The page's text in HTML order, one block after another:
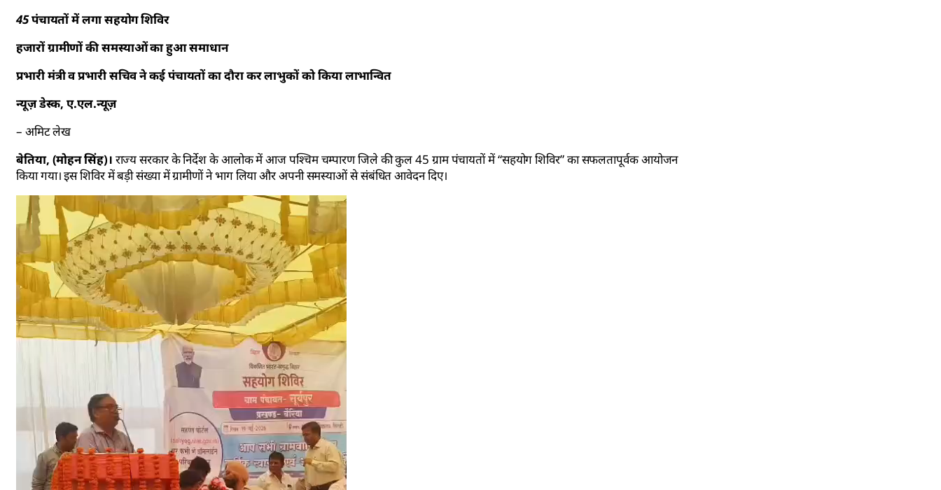
45 पंचायतों में लगा सहयोग शिविर
हजारों ग्रामीणों की समस्याओं का हुआ समाधान
प्रभारी मंत्री व प्रभारी सचिव ने कई पंचायतों का दौरा कर लाभुकों को किया लाभान्वित
न्यूज़ डेस्क, ए.एल.न्यूज़
– अमिट लेख
बेतिया, (मोहन सिंह)। राज्य सरकार के निर्देश के आलोक में आज पश्चिम चम्पारण जिले की कुल 45 ग्राम पंचायतों में “सहयोग शिविर” का सफलतापूर्वक आयोजन
किया गया। इस शिविर में बड़ी संख्या में ग्रामीणों ने भाग लिया और अपनी समस्याओं से संबंधित आवेदन दिए।